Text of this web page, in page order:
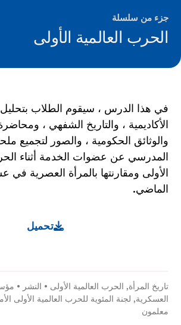
جزء من سلسلة
الحرب العالمية الأولى
في هذا الدرس ، سيقوم الطلاب بتحليل
الأكاديمية ، والتاريخ الشفهي ، ومحاضرة
والوثائق الحكومية ، والصور لتجميع
المدرسي عن عضوات الخدمة أثناء
الأولى ومقارنتها بالمرأة العصرية في
الماضي.
تحميل
تاريخ المرأة, الحرب العالمية الأولى • النشر •
العسكرية, لجنة المئوية للحرب العالمية الأولى
معلمون